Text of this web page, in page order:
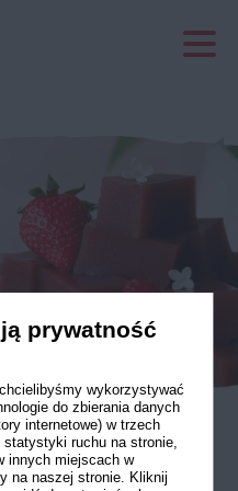
prywatność
wykorzystywać
do zbierania danych
internetowe) w trzech
statystyki ruchu na stronie,
innych miejscach w
na naszej stronie. Kliknij